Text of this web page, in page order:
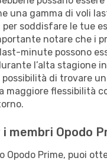
una gamma di voli
per soddisfare le tue
notare che i
minute possono
l’alta stagione
di trovare
maggiore flessibilità
membri Opodo
Opodo Prime, puoi